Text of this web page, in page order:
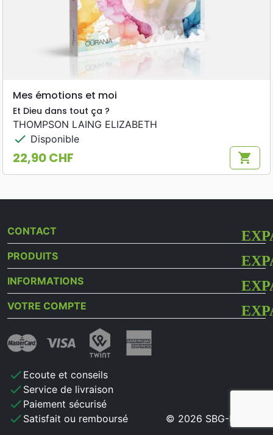
Mes émotions et moi
Et Dieu dans tout ça ?
THOMPSON LAING ELIZABETH
check Disponible
Prix
22,90 CHF shopping_cart
CONTACT
PRODUITS
INFORMATIONS
VOTRE COMPTE
check Ecoute et conseils
check Service de livraison
check Paiement sécurisé
check Satisfait ou remboursé © 2026 SBG-MB